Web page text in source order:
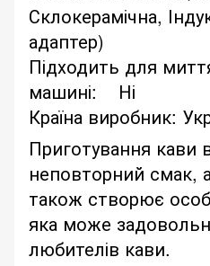
Склокерамічна,
адаптер)
Підходить для
машині: Ні
Країна виробник:
Приготування кави
неповторний смак,
також створює
яка може
любителів кави.